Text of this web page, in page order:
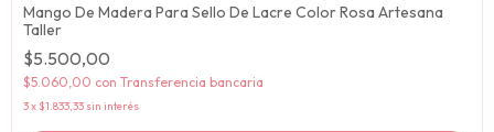
Mango De Madera Para Sello De Lacre Color Rosa Artesana
Taller
$5.500,00
$5.060,00 con Transferencia bancaria
3x $1.833,33 sin interés